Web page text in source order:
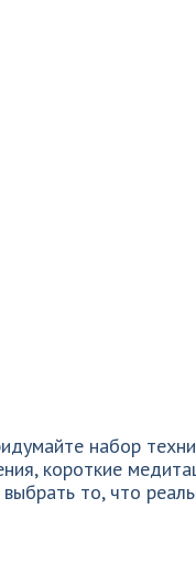
набор
короткие
то, что